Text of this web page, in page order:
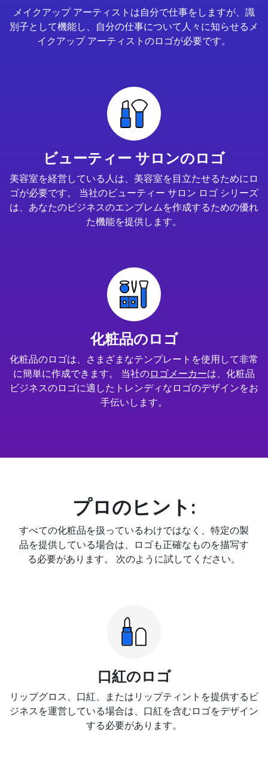
メイクアップ アーティストは自分で仕事をしますが、識
別子として機能し、自分の仕事について人々に知らせるメ
イクアップ アーティストのロゴが必要です。
ビューティー サロンのロゴ
美容室を経営している人は、美容室を目立たせるためにロ
ゴが必要です。 当社のビューティー サロン ロゴ シリーズ
は、あなたのビジネスのエンブレムを作成するための優れ
た機能を提供します。
化粧品のロゴ
化粧品のロゴは、さまざまなテンプレートを使用して非常
に簡単に作成できます。 当社のロゴメーカーは、化粧品
ビジネスのロゴに適したトレンディなロゴのデザインをお
手伝いします。
プロのヒント:
すべての化粧品を扱っているわけではなく、特定の製
品を提供している場合は、ロゴも正確なものを描写す
る必要があります。 次のように試してください。
口紅のロゴ
リップグロス、口紅、またはリップティントを提供するビ
ジネスを運営している場合は、口紅を含むロゴをデザイン
する必要があります。